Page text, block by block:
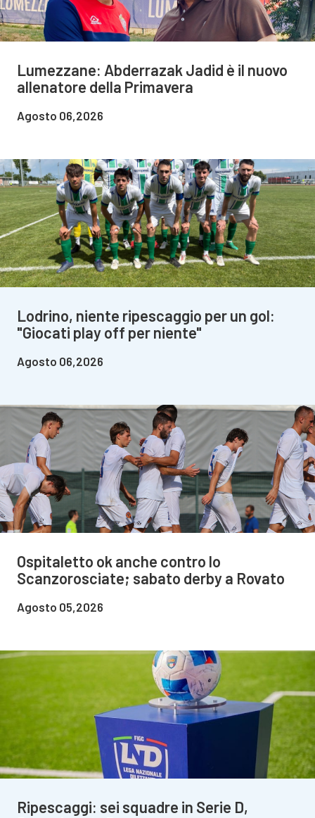
Lumezzane: Abderrazak Jadid è il nuovo
allenatore della Primavera
Agosto 06,2026
Lodrino, niente ripescaggio per un gol:
"Giocati play off per niente"
Agosto 06,2026
Ospitaletto ok anche contro lo
Scanzorosciate; sabato derby a Rovato
Agosto 05,2026
Ripescaggi: sei squadre in Serie D,